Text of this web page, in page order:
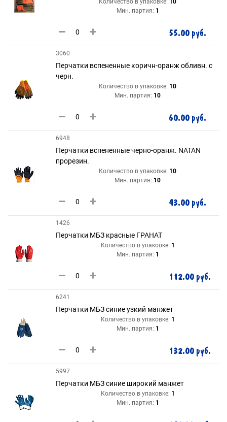
Количество в упаковке: 10
Мин. партия: 1
55.00 руб.
3060
Перчатки вспененные коричн-оранж обливн. с
черн.
Количество в упаковке: 10
Мин. партия: 10
60.00 руб.
6948
Перчатки вспененные черно-оранж. NATAN
прорезин.
Количество в упаковке: 10
Мин. партия: 10
43.00 руб.
1426
Перчатки МБЗ красные ГРАНАТ
Количество в упаковке: 1
Мин. партия: 1
112.00 руб.
6241
Перчатки МБЗ синие узкий манжет
Количество в упаковке: 1
Мин. партия: 1
132.00 руб.
5997
Перчатки МБЗ синие широкий манжет
Количество в упаковке: 1
Мин. партия: 1